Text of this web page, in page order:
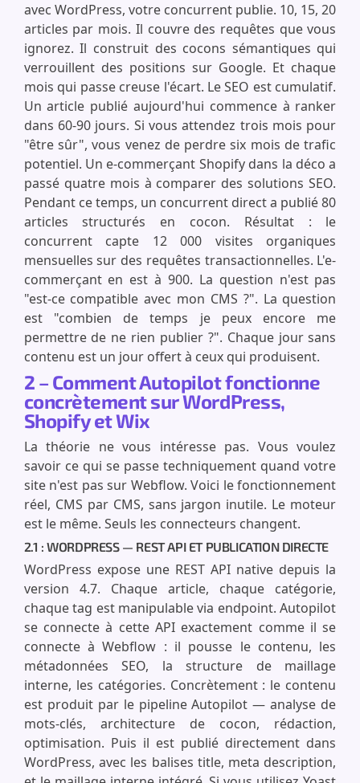
avec WordPress, votre concurrent publie. 10, 15, 20
articles par mois. Il couvre des requêtes que vous
ignorez. Il construit des cocons sémantiques qui
verrouillent des positions sur Google. Et chaque
mois qui passe creuse l'écart. Le SEO est cumulatif.
Un article publié aujourd'hui commence à ranker
dans 60-90 jours. Si vous attendez trois mois pour
"être sûr", vous venez de perdre six mois de trafic
potentiel. Un e-commerçant Shopify dans la déco a
passé quatre mois à comparer des solutions SEO.
Pendant ce temps, un concurrent direct a publié 80
articles structurés en cocon. Résultat : le
concurrent capte 12 000 visites organiques
mensuelles sur des requêtes transactionnelles. L'e-
commerçant en est à 900. La question n'est pas
"est-ce compatible avec mon CMS ?". La question
est "combien de temps je peux encore me
permettre de ne rien publier ?". Chaque jour sans
contenu est un jour offert à ceux qui produisent.
2 – Comment Autopilot fonctionne
concrètement sur WordPress,
Shopify et Wix
La théorie ne vous intéresse pas. Vous voulez
savoir ce qui se passe techniquement quand votre
site n'est pas sur Webflow. Voici le fonctionnement
réel, CMS par CMS, sans jargon inutile. Le moteur
est le même. Seuls les connecteurs changent.
2.1 : WORDPRESS — REST API ET PUBLICATION DIRECTE
WordPress expose une REST API native depuis la
version 4.7. Chaque article, chaque catégorie,
chaque tag est manipulable via endpoint. Autopilot
se connecte à cette API exactement comme il se
connecte à Webflow : il pousse le contenu, les
métadonnées SEO, la structure de maillage
interne, les catégories. Concrètement : le contenu
est produit par le pipeline Autopilot — analyse de
mots-clés, architecture de cocon, rédaction,
optimisation. Puis il est publié directement dans
WordPress, avec les balises title, meta description,